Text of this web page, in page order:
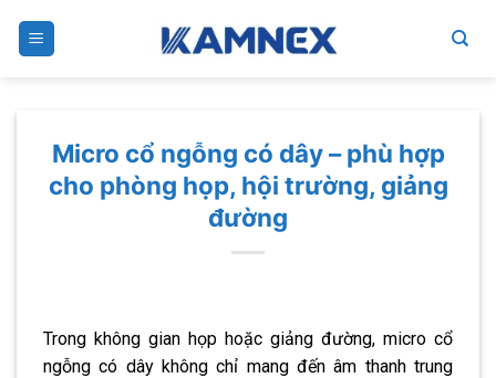
Micro cổ ngỗng có dây – phù hợp
cho phòng họp, hội trường, giảng
đường
Trong không gian họp hoặc giảng đường, micro cổ
ngỗng có dây không chỉ mang đến âm thanh trung